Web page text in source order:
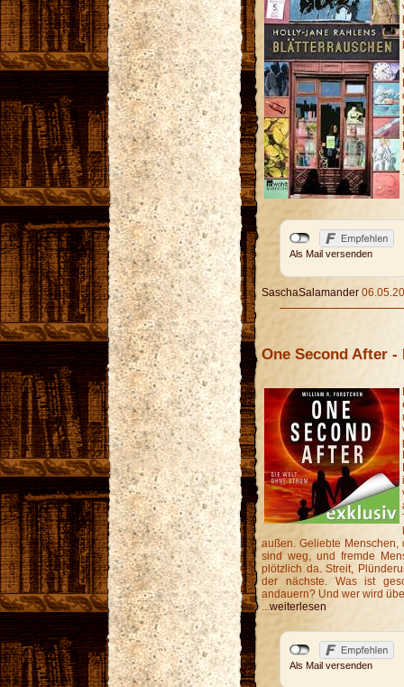
Als Mail versenden
SaschaSalamander
One Second After
außen. Geliebte
sind weg, und fremde
plötzlich da. Streit,
der nächste. Was ist
andauern? Und wer wird
...weiterlesen
Als Mail versenden